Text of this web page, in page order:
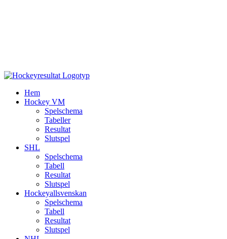
Hem
Hockey VM
Spelschema
Tabeller
Resultat
Slutspel
SHL
Spelschema
Tabell
Resultat
Slutspel
Hockeyallsvenskan
Spelschema
Tabell
Resultat
Slutspel